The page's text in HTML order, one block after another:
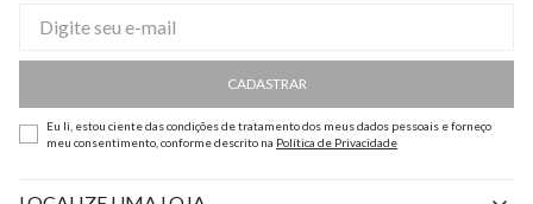
CADASTRAR
Eu li, estou ciente das condições de tratamento dos meus dados pessoais e forneço
meu consentimento, conforme descrito na Política de Privacidade